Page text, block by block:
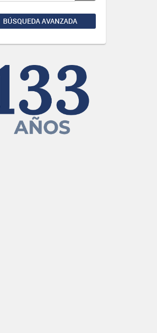
BÚSQUEDA AVANZADA